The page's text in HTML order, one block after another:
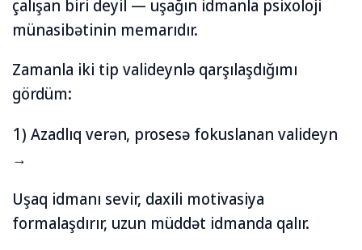
münasibətinin memarıdır.
Zamanla iki tip valideynlə qarşılaşdığımı
gördüm:
1) Azadlıq verən, prosesə fokuslanan valideyn
→
Uşaq idmanı sevir, daxili motivasiya
formalaşdırır, uzun müddət idmanda qalır.